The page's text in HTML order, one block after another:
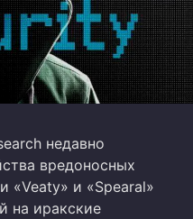
недавно
вредоносных
«Veaty» и «Spearal»
на иракские